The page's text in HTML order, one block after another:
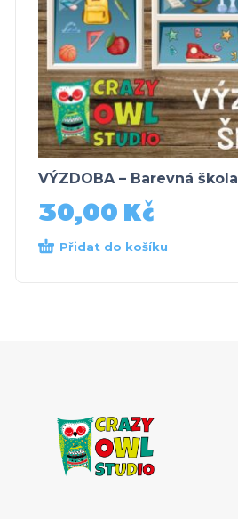
VÝZDOBA – Barevná škola
30,00 Kč
Přidat do košíku